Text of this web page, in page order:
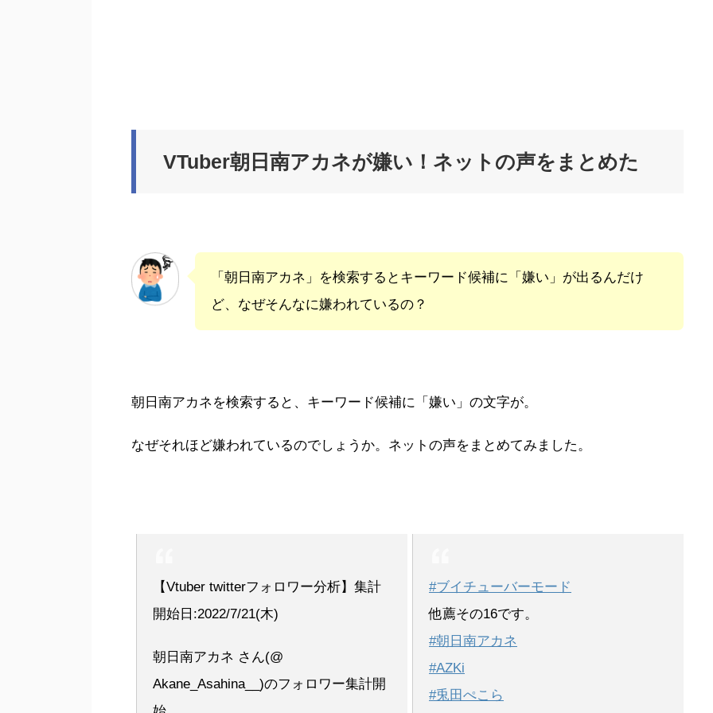
VTuber朝日南アカネが嫌い！ネットの声をまとめた
「朝日南アカネ」を検索するとキーワード候補に「嫌い」が出るんだけ
ど、なぜそんなに嫌われているの？
朝日南アカネを検索すると、キーワード候補に「嫌い」の文字が。
なぜそれほど嫌われているのでしょうか。ネットの声をまとめてみました。
【Vtuber twitterフォロワー分析】集計
開始日:2022/7/21(木)
朝日南アカネ さん(@
Akane_Asahina__)のフォロワー集計開
#ブイチューバーモード
他薦その16です。
#朝日南アカネ
#AZKi
#兎田ぺこら